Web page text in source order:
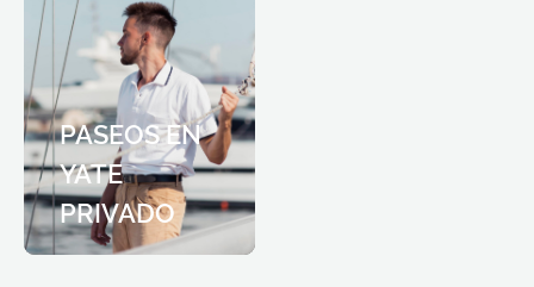
PASEOS EN
YATE
PRIVADO